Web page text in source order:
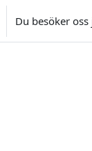
Du besöker